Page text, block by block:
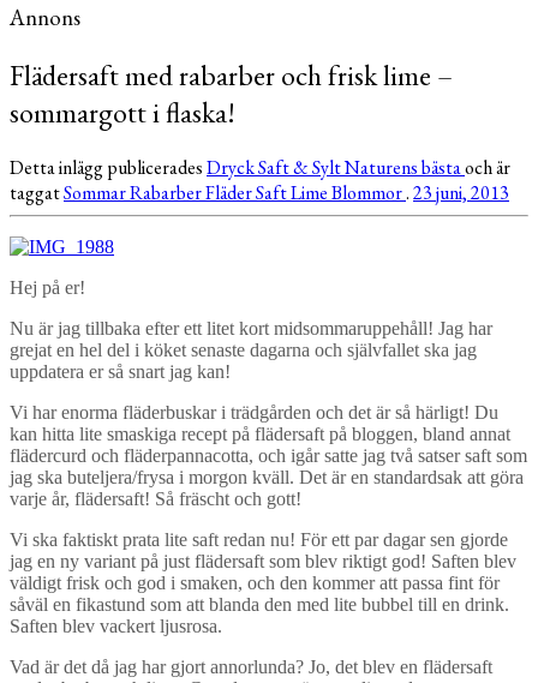
Annons
Flädersaft med rabarber och frisk lime –
sommargott i flaska!
Detta inlägg publiceradesDryckSaft & SyltNaturens bästaoch är
taggatSommarRabarberFläderSaftLimeBlommor.23 juni, 2013
Hej på er!
Nu är jag tillbaka efter ett litet kort midsommaruppehåll! Jag har
grejat en hel del i köket senaste dagarna och självfallet ska jag
uppdatera er så snart jag kan!
Vi har enorma fläderbuskar i trädgården och det är så härligt! Du
kan hitta lite smaskiga recept på flädersaft på bloggen, bland annat
flädercurd och fläderpannacotta, och igår satte jag två satser saft som
jag ska buteljera/frysa i morgon kväll. Det är en standardsak att göra
varje år, flädersaft! Så fräscht och gott!
Vi ska faktiskt prata lite saft redan nu! För ett par dagar sen gjorde
jag en ny variant på just flädersaft som blev riktigt god! Saften blev
väldigt frisk och god i smaken, och den kommer att passa fint för
såväl en fikastund som att blanda den med lite bubbel till en drink.
Saften blev vackert ljusrosa.
Vad är det då jag har gjort annorlunda? Jo, det blev en flädersaft